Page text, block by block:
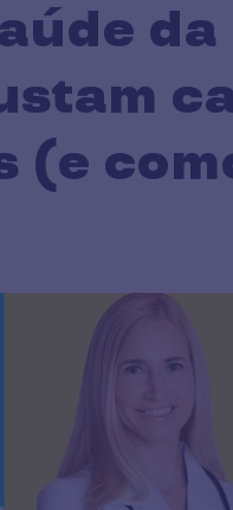
da
(e